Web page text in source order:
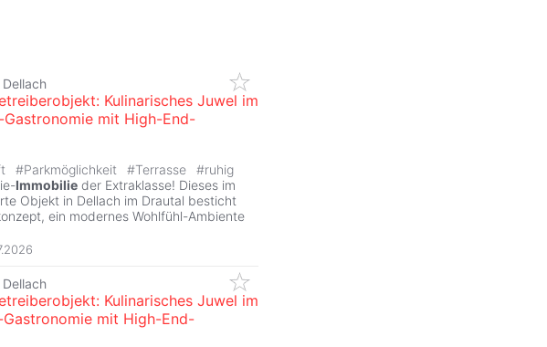
Dellach
Kulinarisches Juwel im
mit High-End-
#Parkmöglichkeit #Terrasse #ruhig
Immobilie der Extraklasse! Dieses im
Objekt in Dellach im Drautal besticht
ein modernes Wohlfühl-Ambiente
Dellach
Kulinarisches Juwel im
mit High-End-